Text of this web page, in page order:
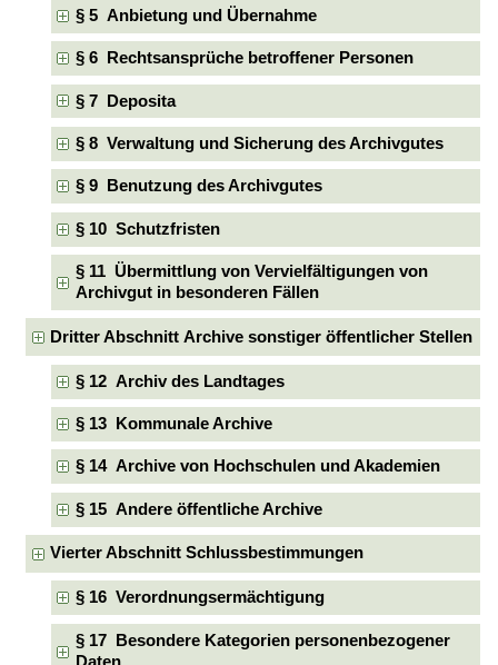
§ 5 Anbietung und Übernahme
§ 6 Rechtsansprüche betroffener Personen
§ 7 Deposita
§ 8 Verwaltung und Sicherung des Archivgutes
§ 9 Benutzung des Archivgutes
§ 10 Schutzfristen
§ 11 Übermittlung von Vervielfältigungen von
Archivgut in besonderen Fällen
Dritter Abschnitt Archive sonstiger öffentlicher Stellen
§ 12 Archiv des Landtages
§ 13 Kommunale Archive
§ 14 Archive von Hochschulen und Akademien
§ 15 Andere öffentliche Archive
Vierter Abschnitt Schlussbestimmungen
§ 16 Verordnungsermächtigung
§ 17 Besondere Kategorien personenbezogener
Daten